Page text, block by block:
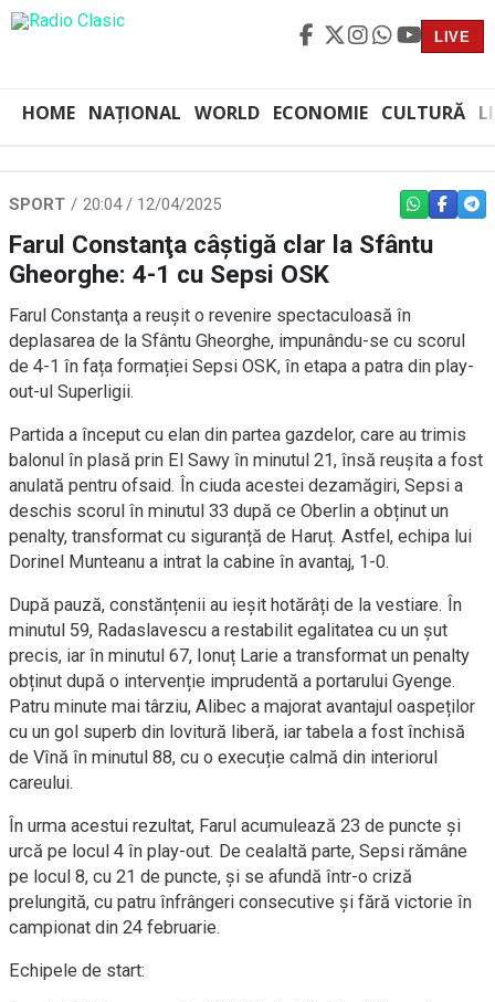
LIVE
HOME NAȚIONAL WORLD ECONOMIE CULTURĂ
SPORT 20:04 / 12/04/2025 WHATSAPP
Farul Constanţa câştigă clar la Sfântu
Gheorghe: 4-1 cu Sepsi OSK
Farul Constanţa a reușit o revenire spectaculoasă în
deplasarea de la Sfântu Gheorghe, impunându-se cu scorul
de 4-1 în fața formației Sepsi OSK, în etapa a patra din play-
out-ul Superligii.
Partida a început cu elan din partea gazdelor, care au trimis
balonul în plasă prin El Sawy în minutul 21, însă reușita a fost
anulată pentru ofsaid. În ciuda acestei dezamăgiri, Sepsi a
deschis scorul în minutul 33 după ce Oberlin a obținut un
penalty, transformat cu siguranță de Haruț. Astfel, echipa lui
Dorinel Munteanu a intrat la cabine în avantaj, 1-0.
După pauză, constănțenii au ieșit hotărâți de la vestiare. În
minutul 59, Radaslavescu a restabilit egalitatea cu un șut
precis, iar în minutul 67, Ionuț Larie a transformat un penalty
obținut după o intervenție imprudentă a portarului Gyenge.
Patru minute mai târziu, Alibec a majorat avantajul oaspeților
cu un gol superb din lovitură liberă, iar tabela a fost închisă
de Vînă în minutul 88, cu o execuție calmă din interiorul
careului.
În urma acestui rezultat, Farul acumulează 23 de puncte și
urcă pe locul 4 în play-out. De cealaltă parte, Sepsi rămâne
pe locul 8, cu 21 de puncte, și se afundă într-o criză
prelungită, cu patru înfrângeri consecutive și fără victorie în
campionat din 24 februarie.
Echipele de start: